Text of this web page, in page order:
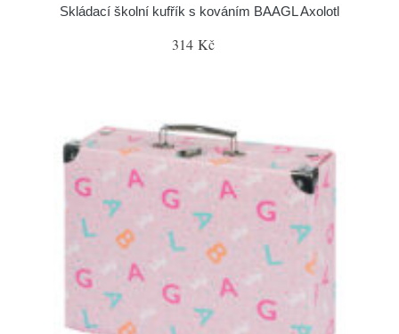
Skládací školní kufřík s kováním BAAGL Axolotl
314 Kč